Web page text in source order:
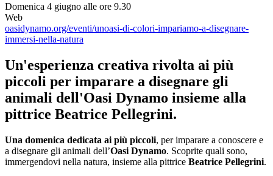
Domenica 4 giugno alle ore 9.30
Web
oasidynamo.org/eventi/unoasi-di-colori-impariamo-a-disegnare-
immersi-nella-natura
Un'esperienza creativa rivolta ai più
piccoli per imparare a disegnare gli
animali dell'Oasi Dynamo insieme alla
pittrice Beatrice Pellegrini.
Una domenica dedicata ai più piccoli, per imparare a conoscere e
a disegnare gli animali dell’Oasi Dynamo. Scoprite quali sono,
immergendovi nella natura, insieme alla pittrice Beatrice Pellegrini.